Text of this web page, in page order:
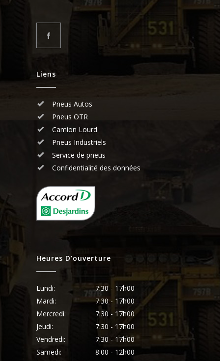
Liens
Pneus Autos
Pneus OTR
Camion Lourd
Pneus Industriels
Service de pneus
Confidentialité des données
Heures D'ouverture
Lundi:
7:30 - 17h00
Mardi:
7:30 - 17h00
Mercredi:
7:30 - 17h00
Jeudi:
7:30 - 17h00
Vendredi:
7:30 - 17h00
Samedi:
8:00 - 12h00